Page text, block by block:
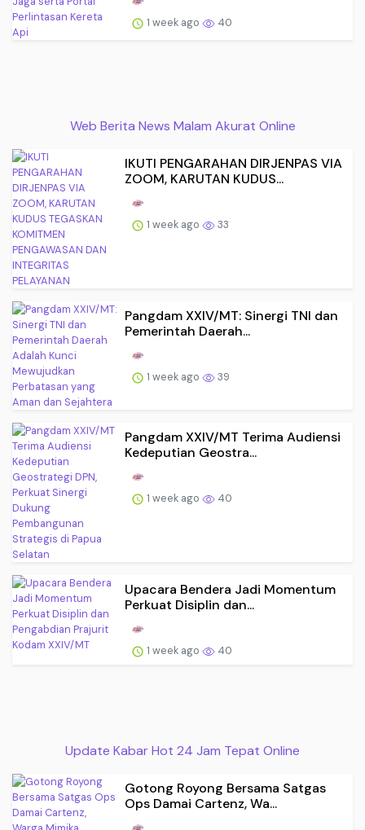
1 week ago 40
Web Berita News Malam Akurat Online
IKUTI PENGARAHAN DIRJENPAS VIA
ZOOM, KARUTAN KUDUS...
1 week ago 33
Pangdam XXIV/MT: Sinergi TNI dan
Pemerintah Daerah...
1 week ago 39
Pangdam XXIV/MT Terima Audiensi
Kedeputian Geostra...
1 week ago 40
Upacara Bendera Jadi Momentum
Perkuat Disiplin dan...
1 week ago 40
Update Kabar Hot 24 Jam Tepat Online
Gotong Royong Bersama Satgas
Ops Damai Cartenz, Wa...